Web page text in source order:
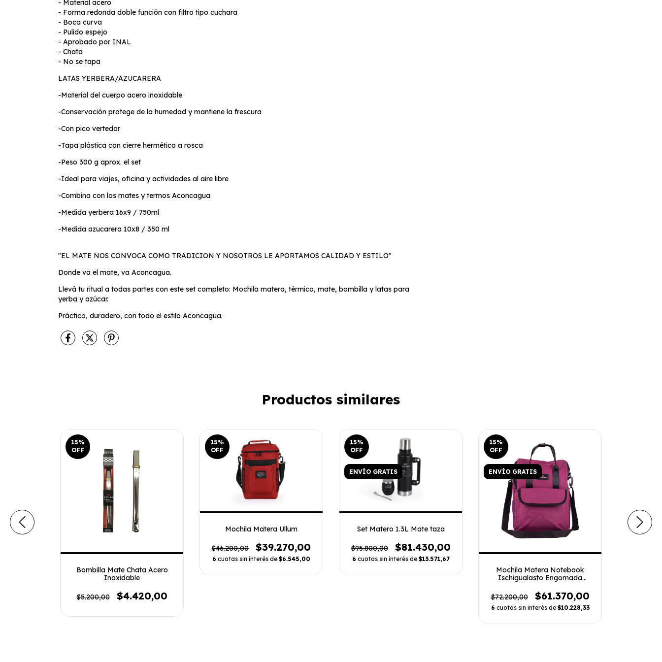
- Material acero
- Forma redonda doble función con filtro tipo cuchara
- Boca curva
- Pulido espejo
- Aprobado por INAL
- Chata
- No se tapa
LATAS YERBERA/AZUCARERA
-Material del cuerpo acero inoxidable
-Conservación protege de la humedad y mantiene la frescura
-Con pico vertedor
-Tapa plástica con cierre hermético a rosca
-Peso 300 g aprox. el set
-Ideal para viajes, oficina y actividades al aire libre
-Combina con los mates y termos Aconcagua
-Medida yerbera 16x9 / 750ml
-Medida azucarera 10x8 / 350 ml
"EL MATE NOS CONVOCA COMO TRADICION Y NOSOTROS LE APORTAMOS CALIDAD Y ESTILO"
Donde va el mate, va Aconcagua.
Llevá tu ritual a todas partes con este set completo: Mochila matera, térmico, mate, bombilla y latas para
yerba y azúcar.
Práctico, duradero, con todo el estilo Aconcagua.
Productos similares
15%
OFF
Bombilla Mate Chata Acero
Inoxidable
$5.200,00 $4.420,00
15%
OFF
Mochila Matera Ullum
$46.200,00 $39.270,00
6 cuotas sin interés de $6.545,00
15%
OFF
ENVÍO GRATIS
Set Matero 1.3L Mate taza
$95.800,00 $81.430,00
6 cuotas sin interés de $13.571,67
15%
OFF
ENVÍO GRATIS
Mochila Matera Notebook
Ischigualasto Engomada
$72.200,00
$61.370,00
6 cuotas sin interés de $10.228,33